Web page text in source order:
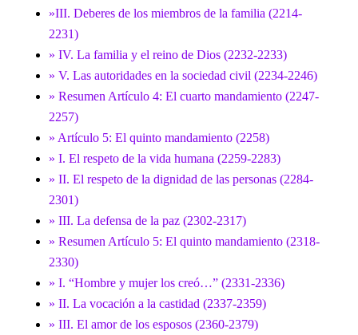
»III. Deberes de los miembros de la familia (2214-
2231)
» IV. La familia y el reino de Dios (2232-2233)
» V. Las autoridades en la sociedad civil (2234-2246)
» Resumen Artículo 4: El cuarto mandamiento (2247-
2257)
» Artículo 5: El quinto mandamiento (2258)
» I. El respeto de la vida humana (2259-2283)
» II. El respeto de la dignidad de las personas (2284-
2301)
» III. La defensa de la paz (2302-2317)
» Resumen Artículo 5: El quinto mandamiento (2318-
2330)
» I. “Hombre y mujer los creó…” (2331-2336)
» II. La vocación a la castidad (2337-2359)
» III. El amor de los esposos (2360-2379)